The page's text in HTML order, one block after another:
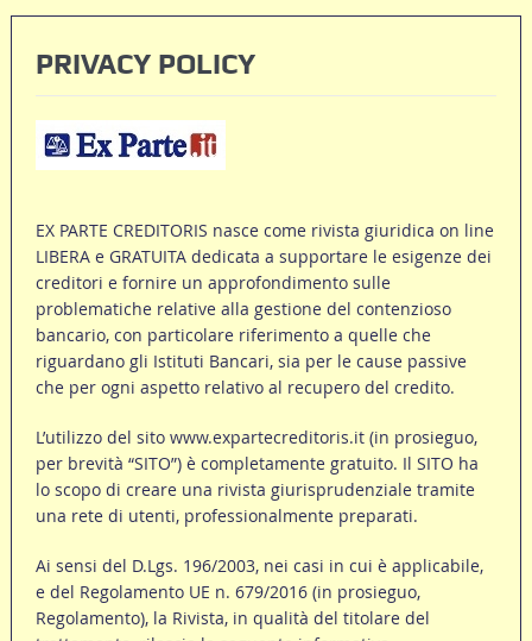
PRIVACY POLICY
EX PARTE CREDITORIS nasce come rivista giuridica on line
LIBERA e GRATUITA dedicata a supportare le esigenze dei
creditori e fornire un approfondimento sulle
problematiche relative alla gestione del contenzioso
bancario, con particolare riferimento a quelle che
riguardano gli Istituti Bancari, sia per le cause passive
che per ogni aspetto relativo al recupero del credito.
L’utilizzo del sito www.expartecreditoris.it (in prosieguo,
per brevità “SITO”) è completamente gratuito. Il SITO ha
lo scopo di creare una rivista giurisprudenziale tramite
una rete di utenti, professionalmente preparati.
Ai sensi del D.Lgs. 196/2003, nei casi in cui è applicabile,
e del Regolamento UE n. 679/2016 (in prosieguo,
Regolamento), la Rivista, in qualità del titolare del